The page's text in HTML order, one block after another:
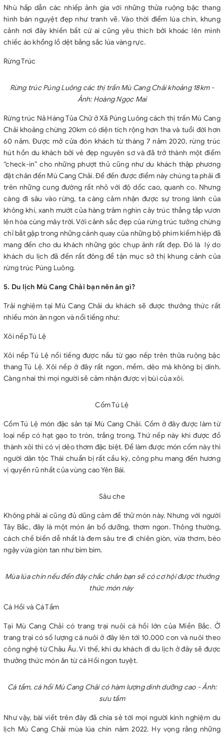
Nhù hấp dẫn các nhiếp ảnh gia với những thửa ruộng bậc thang
hình bán nguyệt đẹp như tranh vẽ. Vào thời điểm lúa chín, khung
cảnh nơi đây khiến bất cứ ai cũng yêu thích bởi khoác lên mình
chiếc áo khổng lồ dệt bằng sắc lúa vàng rực.
Rừng Trúc
Rừng trúc Púng Luông các thị trấn Mù Cang Chải khoảng 18km -
Ảnh: Hoàng Ngọc Mai
Rừng trúc Nả Háng Tủa Chử ở Xã Púng Luông cách thị trấn Mù Cang
Chải khoảng chừng 20km có diện tích rộng hơn 1ha và tuổi đời hơn
60 năm. Được mở cửa đón khách từ tháng 7 năm 2020, rừng trúc
hút hồn du khách bởi vẻ đẹp nguyên sơ và đã trở thành một điểm
“check-in” cho những phượt thủ cũng như du khách thập phương
đặt chân đến Mù Cang Chải. Để đến được điểm này chúng ta phải đi
trên những cung đường rất nhỏ với độ dốc cao, quanh co. Nhưng
càng đi sâu vào rừng, ta càng cảm nhận được sự trong lành của
không khí, xanh mướt của hàng trăm nghìn cây trúc thẳng tắp vươn
lên hòa cùng mây trời. Với cảnh sắc đẹp của rừng trúc tưởng chừng
chỉ bắt gặp trong những cảnh quay của những bộ phim kiếm hiệp đã
mang đến cho du khách những góc chụp ảnh rất đẹp. Đó là lý do
khách du lịch đã đến rất đông để tận mục sở thị khung cảnh của
rừng trúc Púng Luông.
5. Du lịch Mù Cang Chải bạn nên ăn gì?
Trải nghiệm tại Mù Cang Chải du khách sẽ được thưởng thức rất
nhiều món ăn ngon và nổi tiếng như:
Xôi nếp Tú Lệ
Xôi nếp Tú Lệ nổi tiếng được nấu từ gạo nếp trên thửa ruộng bậc
thang Tú Lệ. Xôi nếp ở đây rất ngon, mềm, dẻo mà không bị dính.
Càng nhai thì mọi người sẽ cảm nhận được vị bùi của xôi.
Cốm Tú Lệ
Cốm Tú Lệ món đặc sản tại Mù Cang Chải. Cốm ở đây được làm từ
loại nếp có hạt gạo to tròn, trắng trong. Thứ nếp này khi được đồ
thành xôi thì có vị dẻo thơm đặc biệt. Để làm được món cốm này thì
người dân tộc Thái chuẩn bị rất cầu kỳ, công phu mang đến hương
vị quyến rũ nhất của vùng cao Yên Bái.
Sâu che
Không phải ai cũng đủ dũng cảm để thử món này. Nhưng với người
Tây Bắc, đây là một món ăn bổ dưỡng, thơm ngon. Thông thường,
cách chế biến dễ nhất là đem sâu tre đi chiên giòn, vừa thơm, béo
ngậy vừa giòn tan như bim bim.
Mùa lúa chín nếu đến đây chắc chắn bạn sẽ có cơ hội được thưởng
thức món này
Cá Hồi và Cá Tầm
Tại Mù Cang Chải có trang trại nuôi cá hồi lớn của Miền Bắc. Ở
trang trại có số lượng cá nuôi ở đây lên tới 10.000 con và nuôi theo
công nghệ từ Châu Âu. Vì thế, khi du khách đi du lịch ở đây sẽ được
thưởng thức món ăn từ cá Hồi ngon tuyệt.
Cá tầm, cá hồi Mù Cang Chải có hàm lượng dinh dưỡng cao - Ảnh:
sưu tầm
Như vậy, bài viết trên đây đã chia sẻ tới mọi người kinh nghiệm du
lịch Mù Cang Chải mùa lúa chín năm 2022. Hy vọng rằng những